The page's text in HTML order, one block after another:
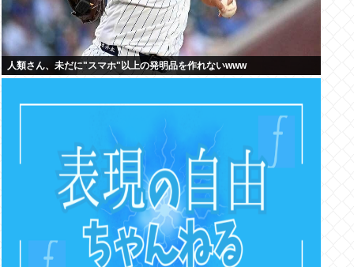
人類さん、未だに"スマホ"以上の発明品を作れないwww